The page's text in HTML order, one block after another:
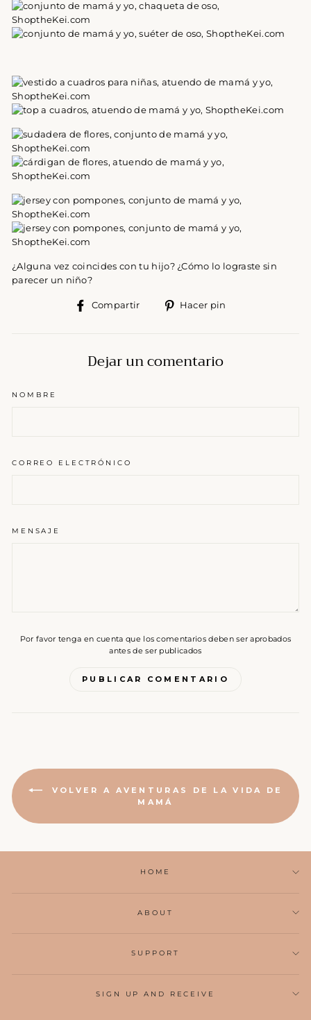
¿Alguna vez coincides con tu hijo? ¿Cómo lo lograste sin
parecer un niño?
Compartir
CompartirHacer pin
Dejar un comentario
NOMBRE
CORREO ELECTRÓNICO
MENSAJE
Por favor tenga en cuenta que los comentarios deben ser aprobados
antes de ser publicados
PUBLICAR COMENTARIO
VOLVER A AVENTURAS DE LA VIDA DE
MAMÁ
HOME
ABOUT
SUPPORT
SIGN UP AND RECEIVE